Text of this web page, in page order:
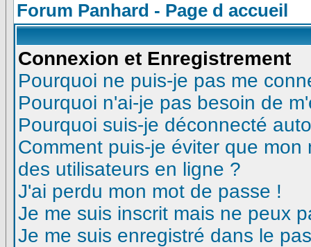
Forum Panhard - Page d accueil
Connexion et Enregistrement
Pourquoi ne puis-je pas me
Pourquoi n'ai-je pas besoin de
Pourquoi suis-je déconnecté
Comment puis-je éviter que
des utilisateurs en ligne ?
J'ai perdu mon mot de passe !
Je me suis inscrit mais ne peux
Je me suis enregistré dans le